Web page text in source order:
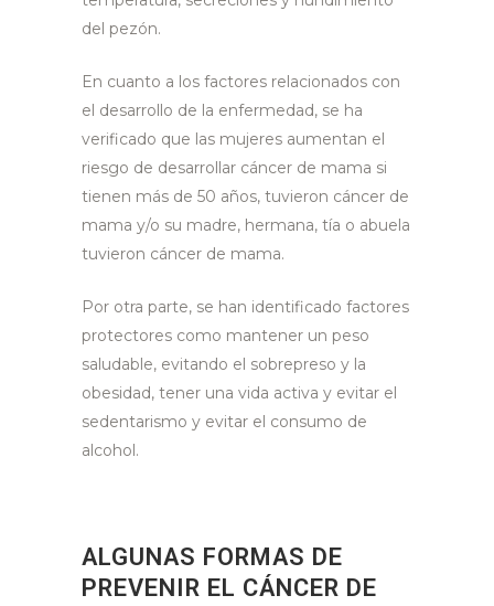
del pezón.
En cuanto a los factores relacionados con
el desarrollo de la enfermedad, se ha
verificado que las mujeres aumentan el
riesgo de desarrollar cáncer de mama si
tienen más de 50 años, tuvieron cáncer de
mama y/o su madre, hermana, tía o abuela
tuvieron cáncer de mama.
Por otra parte, se han identificado factores
protectores como mantener un peso
saludable, evitando el sobrepreso y la
obesidad, tener una vida activa y evitar el
sedentarismo y evitar el consumo de
alcohol.
ALGUNAS FORMAS DE
PREVENIR EL CÁNCER DE